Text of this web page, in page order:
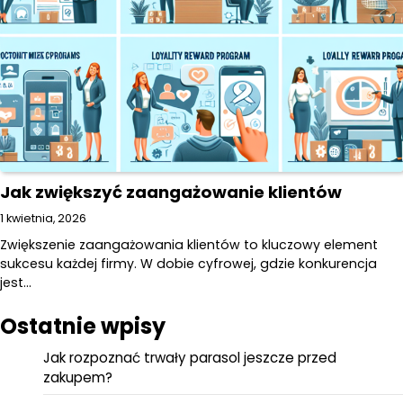
Jak zwiększyć zaangażowanie klientów
1 kwietnia, 2026
Zwiększenie zaangażowania klientów to kluczowy element
sukcesu każdej firmy. W dobie cyfrowej, gdzie konkurencja
jest…
Ostatnie wpisy
Jak rozpoznać trwały parasol jeszcze przed
zakupem?